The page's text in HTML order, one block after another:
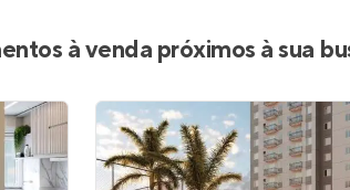
à venda próximos à sua